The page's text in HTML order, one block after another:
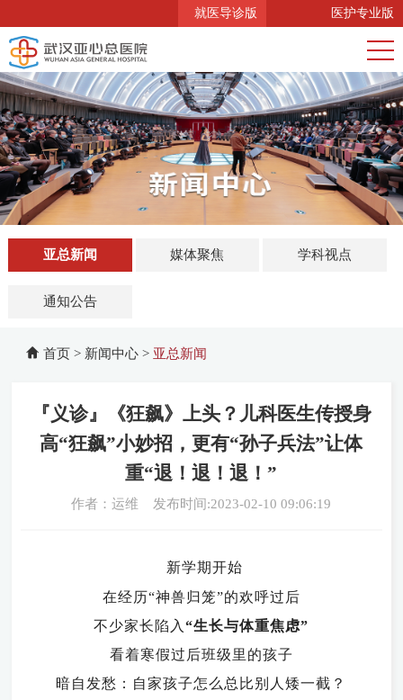
就医导诊版 医护专业版
亚总新闻 媒体聚焦 学科视点
通知公告
首页 > 新闻中心 > 亚总新闻
『义诊』《狂飙》上头？儿科医生传授身
高“狂飙”小妙招，更有“孙子兵法”让体
重“退！退！退！”
作者：运维 发布时间:2023-02-10 09:06:19
新学期开始
在经历“神兽归笼”的欢呼过后
不少家长陷入“生长与体重焦虑”
看着寒假过后班级里的孩子
暗自发愁：自家孩子怎么总比别人矮一截？